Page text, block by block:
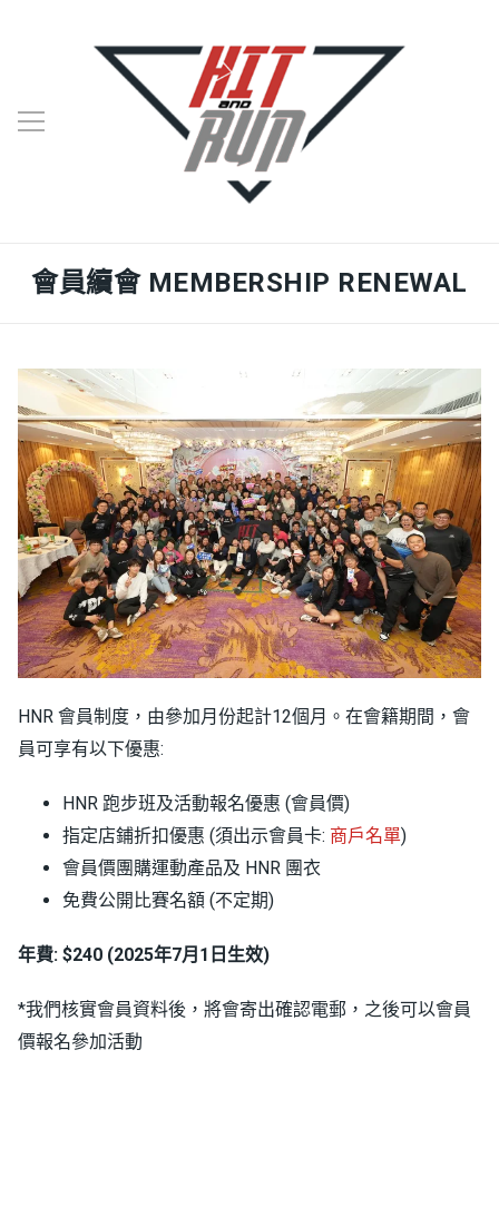
會員續會 MEMBERSHIP RENEWAL
HNR 會員制度，由參加月份起計12個月。在會籍期間， 會
員可享有以下優惠:
HNR 跑步班及活動報名優惠 (會員價)
指定店鋪折扣優惠 (須出示會員卡: 商戶名單)
會員價團購運動產品及 HNR 團衣
免費公開比賽名額 (不定期)
年費: $240 (2025年7月1日生效)
*我們核實會員資料後，將會寄出確認電郵，之後可以會員
價報名參加活動